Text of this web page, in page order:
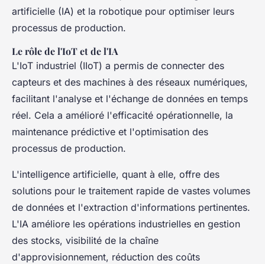
artificielle (IA) et la robotique pour optimiser leurs
processus de production.
Le rôle de l'IoT et de l'IA
L'IoT industriel (IIoT) a permis de connecter des
capteurs et des machines à des réseaux numériques,
facilitant l'analyse et l'échange de données en temps
réel. Cela a amélioré l'efficacité opérationnelle, la
maintenance prédictive et l'optimisation des
processus de production.
L'intelligence artificielle, quant à elle, offre des
solutions pour le traitement rapide de vastes volumes
de données et l'extraction d'informations pertinentes.
L'IA améliore les opérations industrielles en gestion
des stocks, visibilité de la chaîne
d'approvisionnement, réduction des coûts